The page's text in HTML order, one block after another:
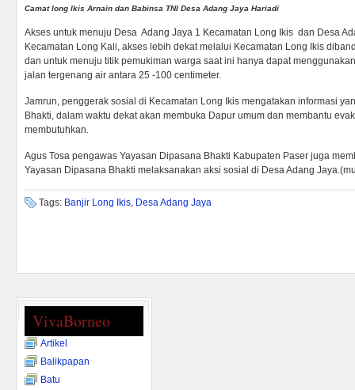
Camat long Ikis Arnain dan Babinsa TNI Desa Adang Jaya Hariadi
Akses untuk menuju Desa Adang Jaya 1 Kecamatan Long Ikis dan Desa
Kecamatan Long Kali, akses lebih dekat melalui Kecamatan Long Ikis
dan untuk menuju titik pemukiman warga saat ini hanya dapat
jalan tergenang air antara 25 -100 centimeter.
Jamrun, penggerak sosial di Kecamatan Long Ikis mengatakan informasi
Bhakti, dalam waktu dekat akan membuka Dapur umum dan membantu
membutuhkan.
Agus Tosa pengawas Yayasan Dipasana Bhakti Kabupaten Paser juga
Yayasan Dipasana Bhakti melaksanakan aksi sosial di Desa Adang
Tags: Banjir Long Ikis, Desa Adang Jaya
VivaBorneo
Artikel
Balikpapan
Batu